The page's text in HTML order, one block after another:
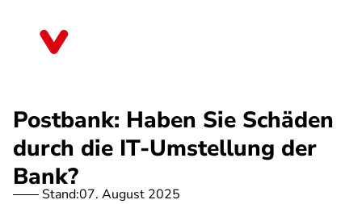
Postbank: Haben Sie Schäden
durch die IT-Umstellung der
Bank?
Stand:07. August 2025